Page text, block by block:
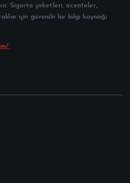
Sigorta şirketleri, acenteler,
için güvenilir bir bilgi kaynağı